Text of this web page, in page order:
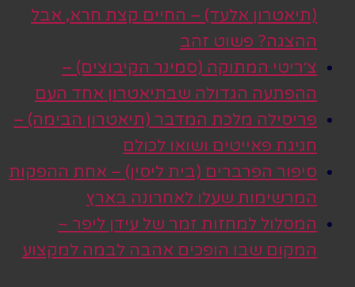
(תיאטרון אלעד) – החיים קצת חרא, אבל
ההצגה? פשוט זהב
צ׳ריטי המתוקה (סמינר הקיבוצים) –
ההפתעה הגדולה שבתיאטרון אחד העם
פריסילה מלכת המדבר (תיאטרון הבימה) –
חגיגת פאייטים ושואו לכולם
סיפור הפרברים (בית ליסין) – אחת ההפקות
המרשימות שעלו לאחרונה בארץ
המסלול למחזות זמר של עידן ליפר –
המקום שבו הופכים אהבה לבמה למקצוע